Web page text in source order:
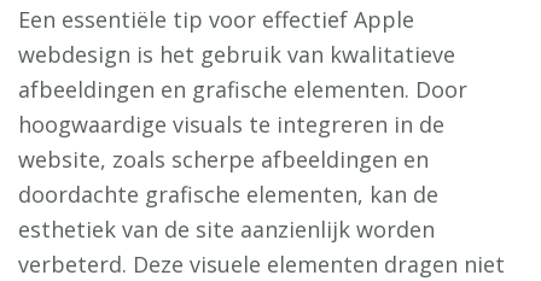
Een essentiële tip voor effectief Apple
webdesign is het gebruik van kwalitatieve
afbeeldingen en grafische elementen. Door
hoogwaardige visuals te integreren in de
website, zoals scherpe afbeeldingen en
doordachte grafische elementen, kan de
esthetiek van de site aanzienlijk worden
verbeterd. Deze visuele elementen dragen niet